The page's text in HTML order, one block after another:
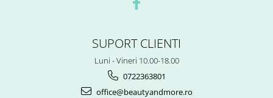
SUPORT CLIENTI
Luni - Vineri 10.00-18.00
0722363801
office@beautyandmore.ro